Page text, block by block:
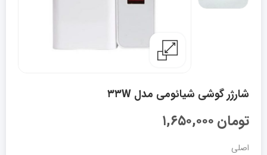
شارژر گوشی شیائومی مدل ۳۳W
۱,۶۵۰,۰۰۰تومان
اصلی